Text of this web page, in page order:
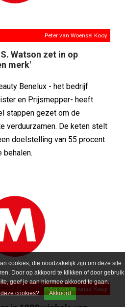
cookies, die noodzakelijk zijn om deze site
Door op akkoord te klikken of door gebruik
geef je aan hiermee akkoord te gaan.
cookies?
Akkoord
Peter van Woensel Kooy
Watson zet in op
merk'
Benelux - het bedrijf
en Prijsmepper- heeft
stappen gezet om de
verduurzamen. De keten stelt
doelstelling van 55 procent
behalen.
Peter van Woensel Kooy